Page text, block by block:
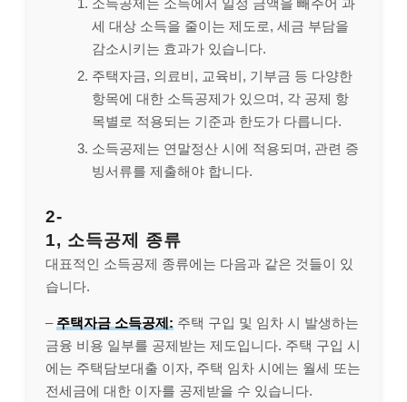
세 대상 소득을 줄이는 제도로, 세금 부담을
감소시키는 효과가 있습니다.
주택자금, 의료비, 교육비, 기부금 등 다양한
항목에 대한 소득공제가 있으며, 각 공제 항
목별로 적용되는 기준과 한도가 다릅니다.
소득공제는 연말정산 시에 적용되며, 관련 증
빙서류를 제출해야 합니다.
2-
1, 소득공제 종류
대표적인 소득공제 종류에는 다음과 같은 것들이 있
습니다.
– 주택자금 소득공제: 주택 구입 및 임차 시 발생하는
금융 비용 일부를 공제받는 제도입니다. 주택 구입 시
에는 주택담보대출 이자, 주택 임차 시에는 월세 또는
전세금에 대한 이자를 공제받을 수 있습니다.